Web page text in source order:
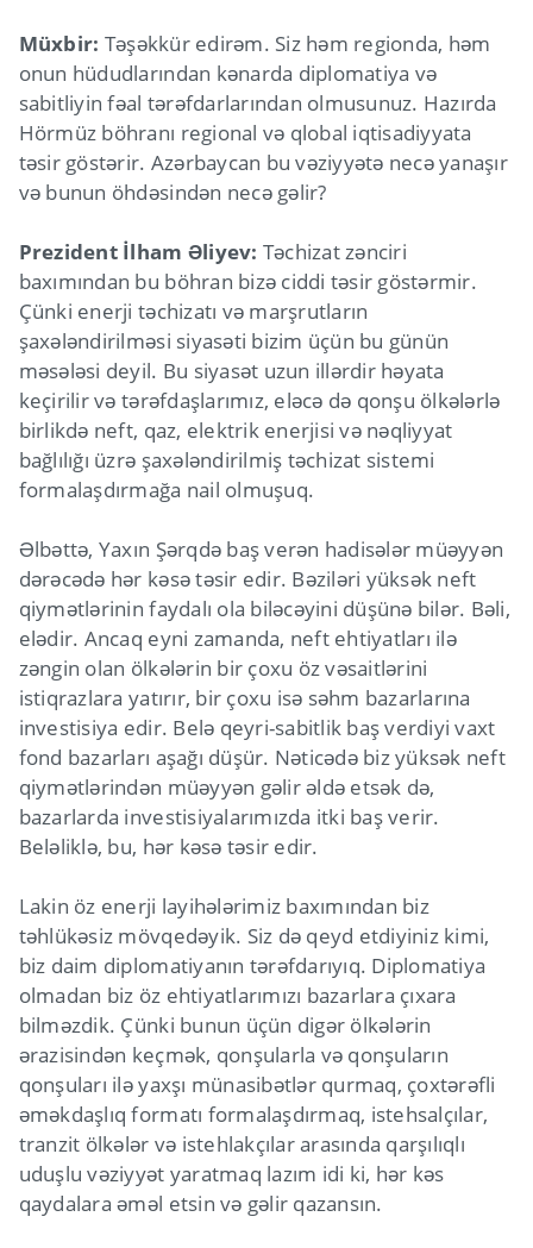
Müxbir: Təşəkkür edirəm. Siz həm regionda, həm
onun hüdudlarından kənarda diplomatiya və
sabitliyin fəal tərəfdarlarından olmusunuz. Hazırda
Hörmüz böhranı regional və qlobal iqtisadiyyata
təsir göstərir. Azərbaycan bu vəziyyətə necə yanaşır
və bunun öhdəsindən necə gəlir?
Prezident İlham Əliyev: Təchizat zənciri
baxımından bu böhran bizə ciddi təsir göstərmir.
Çünki enerji təchizatı və marşrutların
şaxələndirilməsi siyasəti bizim üçün bu günün
məsələsi deyil. Bu siyasət uzun illərdir həyata
keçirilir və tərəfdaşlarımız, eləcə də qonşu ölkələrlə
birlikdə neft, qaz, elektrik enerjisi və nəqliyyat
bağlılığı üzrə şaxələndirilmiş təchizat sistemi
formalaşdırmağa nail olmuşuq.
Əlbəttə, Yaxın Şərqdə baş verən hadisələr müəyyən
dərəcədə hər kəsə təsir edir. Bəziləri yüksək neft
qiymətlərinin faydalı ola biləcəyini düşünə bilər. Bəli,
elədir. Ancaq eyni zamanda, neft ehtiyatları ilə
zəngin olan ölkələrin bir çoxu öz vəsaitlərini
istiqrazlara yatırır, bir çoxu isə səhm bazarlarına
investisiya edir. Belə qeyri-sabitlik baş verdiyi vaxt
fond bazarları aşağı düşür. Nəticədə biz yüksək neft
qiymətlərindən müəyyən gəlir əldə etsək də,
bazarlarda investisiyalarımızda itki baş verir.
Beləliklə, bu, hər kəsə təsir edir.
Lakin öz enerji layihələrimiz baxımından biz
təhlükəsiz mövqedəyik. Siz də qeyd etdiyiniz kimi,
biz daim diplomatiyanın tərəfdarıyıq. Diplomatiya
olmadan biz öz ehtiyatlarımızı bazarlara çıxara
bilməzdik. Çünki bunun üçün digər ölkələrin
ərazisindən keçmək, qonşularla və qonşuların
qonşuları ilə yaxşı münasibətlər qurmaq, çoxtərəfli
əməkdaşlıq formatı formalaşdırmaq, istehsalçılar,
tranzit ölkələr və istehlakçılar arasında qarşılıqlı
uduşlu vəziyyət yaratmaq lazım idi ki, hər kəs
qaydalara əməl etsin və gəlir qazansın.